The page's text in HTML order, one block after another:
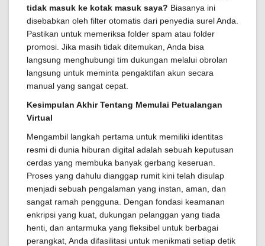
tidak masuk ke kotak masuk saya? Biasanya ini
disebabkan oleh filter otomatis dari penyedia surel Anda.
Pastikan untuk memeriksa folder spam atau folder
promosi. Jika masih tidak ditemukan, Anda bisa
langsung menghubungi tim dukungan melalui obrolan
langsung untuk meminta pengaktifan akun secara
manual yang sangat cepat.
Kesimpulan Akhir Tentang Memulai Petualangan
Virtual
Mengambil langkah pertama untuk memiliki identitas
resmi di dunia hiburan digital adalah sebuah keputusan
cerdas yang membuka banyak gerbang keseruan.
Proses yang dahulu dianggap rumit kini telah disulap
menjadi sebuah pengalaman yang instan, aman, dan
sangat ramah pengguna. Dengan fondasi keamanan
enkripsi yang kuat, dukungan pelanggan yang tiada
henti, dan antarmuka yang fleksibel untuk berbagai
perangkat, Anda difasilitasi untuk menikmati setiap detik